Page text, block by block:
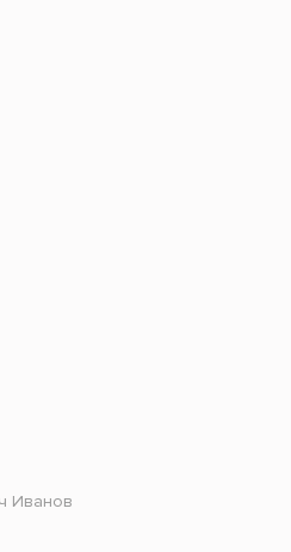
Иванов